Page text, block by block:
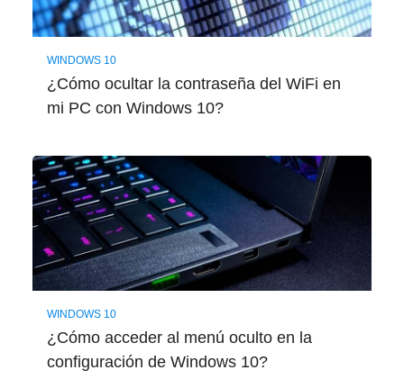
WINDOWS 10
¿Cómo ocultar la contraseña del WiFi en
mi PC con Windows 10?
WINDOWS 10
¿Cómo acceder al menú oculto en la
configuración de Windows 10?